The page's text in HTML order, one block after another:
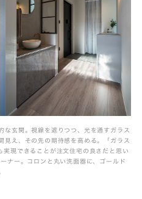
な玄関。視線を遮りつつ、光を通すガラス
見え、その先の期待感を高める。「ガラス
実現できることが注文住宅の良さだと思い
ナー。コロンと丸い洗面器に、ゴールド